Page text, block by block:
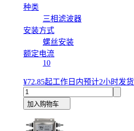
种类
三相滤波器
安装方式
螺丝安装
额定电流
10
¥72.85起工作日内预计2小时发货
加入购物车